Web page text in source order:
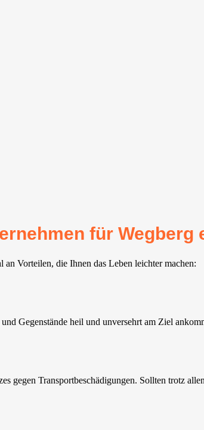
für Wegberg
Vorteilen, die Ihnen das Leben leichter machen:
Gegenstände heil und unversehrt am Ziel
gegen Transportbeschädigungen. Sollten trotz